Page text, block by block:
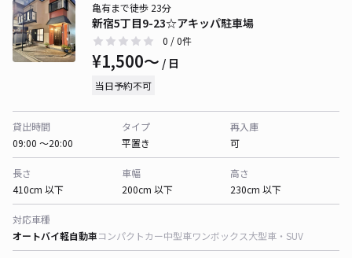
新宿5丁目9-23☆アキッパ駐車場
亀有まで徒歩 23分
0 / 0件
¥1,500〜 / 日
当日予約不可
貸出時間
09:00 〜20:00
タイプ
平置き
再入庫
可
長さ
410cm 以下
車幅
200cm 以下
高さ
230cm 以下
対応車種
オートバイ軽自動車コンパクトカー中型車ワンボックス大型車・SUV